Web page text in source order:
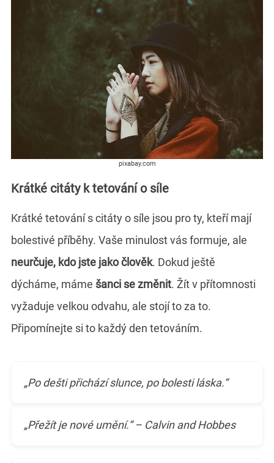
pixabay.com
Krátké citáty k tetování o síle
Krátké tetování s citáty o síle jsou pro ty, kteří mají
bolestivé příběhy. Vaše minulost vás formuje, ale
neurčuje, kdo jste jako člověk. Dokud ještě
dýcháme, máme šanci se změnit. Žít v přítomnosti
vyžaduje velkou odvahu, ale stojí to za to.
Připomínejte si to každý den tetováním.
„Po dešti přichází slunce, po bolesti láska.“
„Přežít je nové umění.“ – Calvin and Hobbes